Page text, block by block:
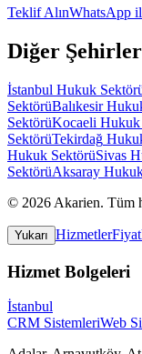
Teklif AlınWhatsApp
Diğer
İstanbul Hukuk
SektörüBalıkesir
SektörüKocaeli Hukuk
SektörüTekirdağ
Hukuk SektörüSivas
SektörüAksaray
© 2026 Akarien. Tüm
Yukarı Hizmetler
Hizmet Bolgeleri
İstanbul
CRM SistemleriWeb